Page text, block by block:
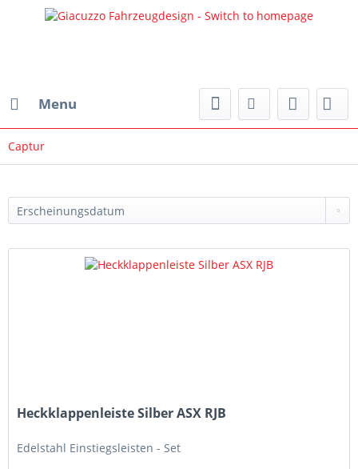
Menu
Captur
Heckklappenleiste Silber ASX RJB
Edelstahl Einstiegsleisten - Set